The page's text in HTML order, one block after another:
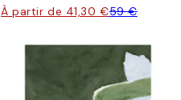
À partir de 41,30 €59 €